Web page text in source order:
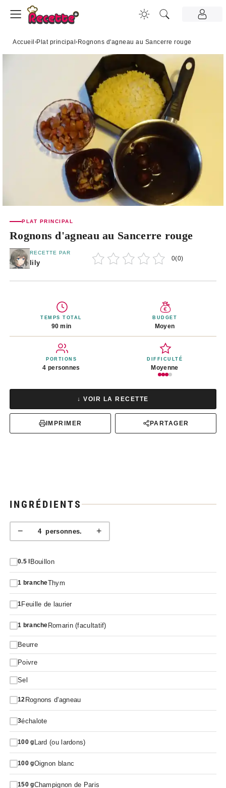
Accueil ›Plat principal › Rognons d'agneau au Sancerre rouge
PLAT PRINCIPAL
Rognons d'agneau au Sancerre rouge
RECETTE PAR
lily
0(0)
TEMPS TOTAL
90 min
BUDGET
Moyen
PORTIONS
4 personnes
DIFFICULTÉ
Moyenne
↓ VOIR LA RECETTE
IMPRIMER PARTAGER
INGRÉDIENTS
− 4personnes. +
0.5 Bouillon
1 brancheThym
1Feuille de laurier
1 brancheRomarin (facultatif)
Beurre
Poivre
Sel
12Rognons d'agneau
3échalote
100 gLard (ou lardons)
100 gOignon blanc
150 gChampignon de Paris